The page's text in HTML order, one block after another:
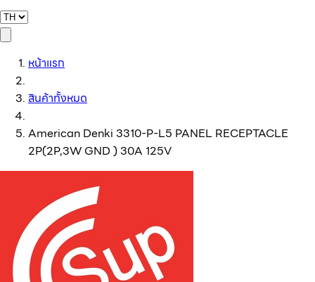
หน้าแรก
สินค้าทั้งหมด
American Denki 3310-P-L5 PANEL RECEPTACLE
2P(2P,3W GND ) 30A 125V